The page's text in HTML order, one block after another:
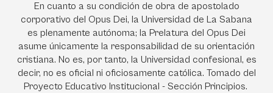
En cuanto a su condición de obra de apostolado
corporativo del Opus Dei, la Universidad de La Sabana
es plenamente autónoma; la Prelatura del Opus Dei
asume únicamente la responsabilidad de su orientación
cristiana. No es, por tanto, la Universidad confesional, es
decir, no es oficial ni oficiosamente católica. Tomado del
Proyecto Educativo Institucional - Sección Principios.